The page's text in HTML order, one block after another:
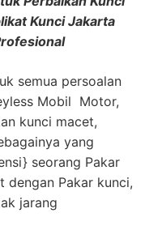
Kunci Jakarta
semua persoalan
Mobil Motor,
kunci macet,
yang
seorang Pakar
dengan Pakar kunci,
jarang